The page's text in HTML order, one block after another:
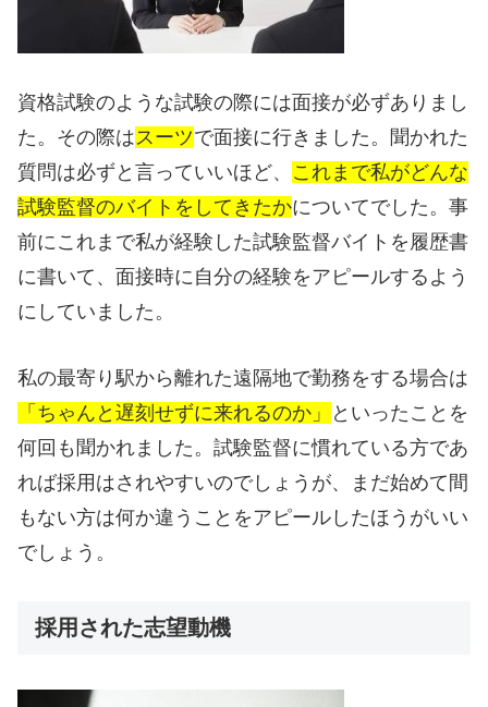
資格試験のような試験の際には面接が必ずありまし
た。その際はスーツで面接に行きました。聞かれた
質問は必ずと言っていいほど、 これまで私がどんな
試験監督のバイトをしてきたかについてでした。事
前にこれまで私が経験した試験監督バイトを履歴書
に書いて、面接時に自分の経験をアピールするよう
にしていました。
私の最寄り駅から離れた遠隔地で勤務をする場合は
「ちゃんと遅刻せずに来れるのか」
といったことを
何回も聞かれました。試験監督に慣れている方であ
れば採用はされやすいのでしょうが、まだ始めて間
もない方は何か違うことをアピールしたほうがいい
でしょう。
採用された志望動機